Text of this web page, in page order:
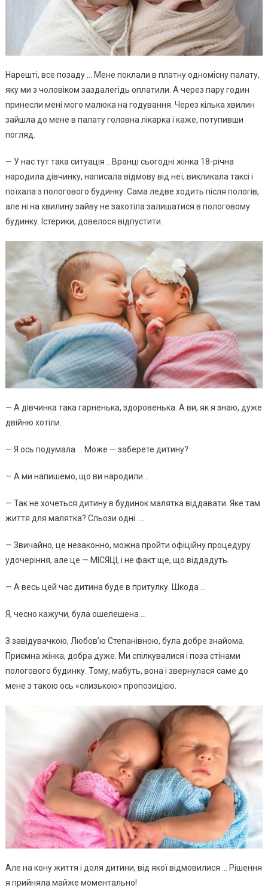
Нарешті, все позаду … Мене поклали в платну одномісну палату,
яку ми з чоловіком заздалегідь оплатили. А через пару годин
принесли мені мого малюка на годування. Через кілька хвилин
зайшла до мене в палату головна лікарка і каже, потупивши
погляд.
— У нас тут така ситуація …Вранці сьогодні жінка 18-річна
народила дівчинку, написала відмову від неї, викликала таксі і
поїхала з пологового будинку. Сама ледве ходить після пологів,
але ні на хвилину зайву не захотіла залишатися в пологовому
будинку. Істерики, довелося відпустити.
— А дівчинка така гарненька, здоровенька. А ви, як я знаю, дуже
двійню хотіли.
— Я ось подумала … Може — заберете дитину?
— А ми напишемо, що ви народили…
— Так не хочеться дитину в будинок малятка віддавати. Яке там
життя для малятка? Сльози одні ….
— Звичайно, це незаконно, можна пройти офіційну процедуру
удочеріння, але це — МІСЯЦІ, і не факт ще, що віддадуть.
— А весь цей час дитина буде в притулку. Шкода …
Я, чесно кажучи, була ошелешена …
З завідувачкою, Любов’ю Степанівною, була добре знайома.
Приємна жінка, добра дуже. Ми спілкувалися і поза стінами
пологового будинку. Тому, мабуть, вона і звернулася саме до
мене з такою ось «слизькою» пропозицією.
Але на кону життя і доля дитини, від якої відмовилися … Рішення
я прийняла майже моментально!